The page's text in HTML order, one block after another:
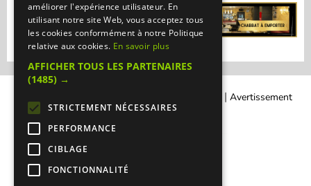
| Avertissement
Légal
améliorer l'expérience utilisateur. En
utilisant notre site Web, vous acceptez tous
les cookies conformément à notre Politique
relative aux cookies. En savoir plus
AFFICHER TOUS LES PARTENAIRES
(1485) →
STRICTEMENT NÉCESSAIRES
PERFORMANCE
CIBLAGE
FONCTIONNALITÉ